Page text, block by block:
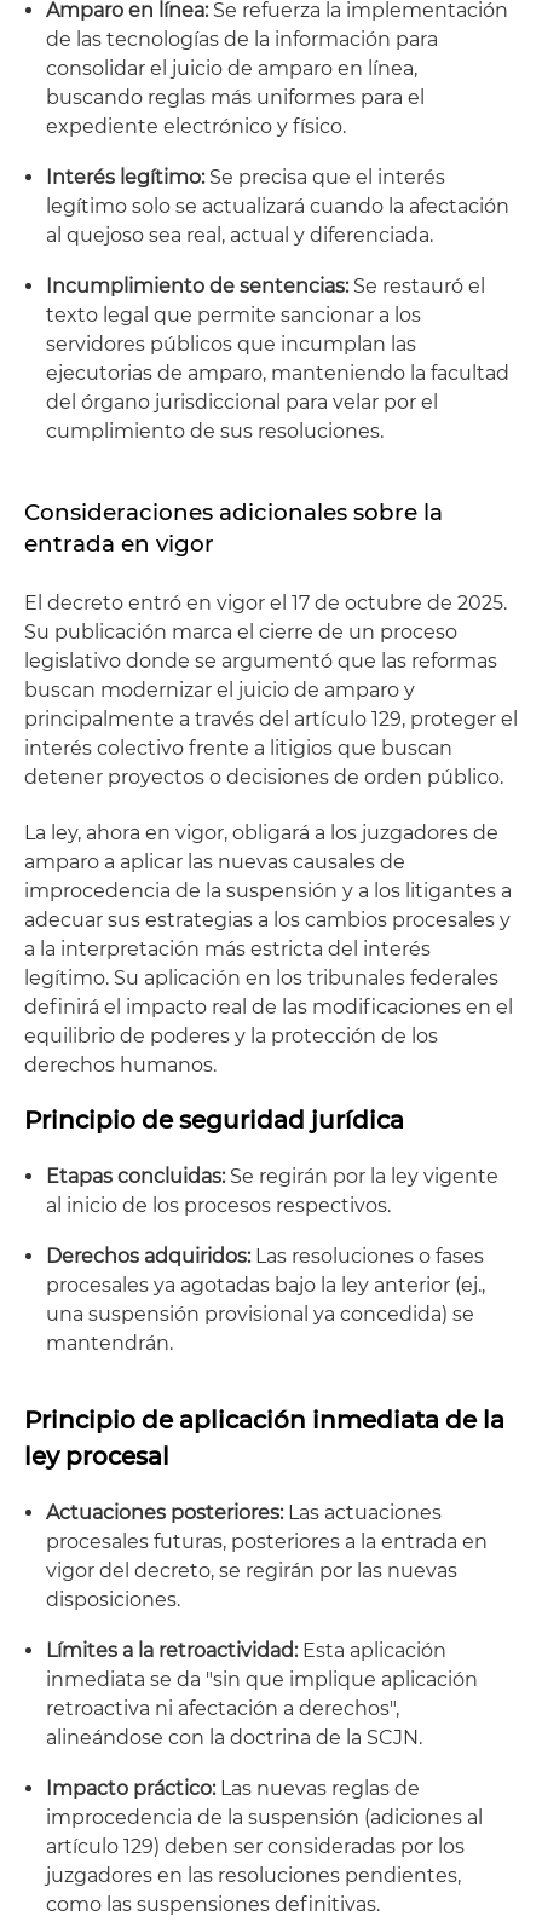
Amparo en línea:Se refuerza la implementación
de las tecnologías de la información para
consolidar el juicio de amparo en línea,
buscando reglas más uniformes para el
expediente electrónico y físico.
Interés legítimo:Se precisa que el interés
legítimo solo se actualizará cuando la afectación
al quejoso sea real, actual y diferenciada.
Incumplimiento de sentencias:Se restauró el
texto legal que permite sancionar a los
servidores públicos que incumplan las
ejecutorias de amparo, manteniendo la facultad
del órgano jurisdiccional para velar por el
cumplimiento de sus resoluciones.
Consideraciones adicionales sobre la
entrada en vigor
El decreto entró en vigor el 17 de octubre de 2025.
Su publicación marca el cierre de un proceso
legislativo donde se argumentó que las reformas
buscan modernizar el juicio de amparo y
principalmente a través del artículo 129, proteger el
interés colectivo frente a litigios que buscan
detener proyectos o decisiones de orden público.
La ley, ahora en vigor, obligará a los juzgadores de
amparo a aplicar las nuevas causales de
improcedencia de la suspensión y a los litigantes a
adecuar sus estrategias a los cambios procesales y
a la interpretación más estricta del interés
legítimo. Su aplicación en los tribunales federales
definirá el impacto real de las modificaciones en el
equilibrio de poderes y la protección de los
derechos humanos.
Principio de seguridad jurídica
Etapas concluidas:Se regirán por la ley vigente
al inicio de los procesos respectivos.
Derechos adquiridos:Las resoluciones o fases
procesales ya agotadas bajo la ley anterior (ej.,
una suspensión provisional ya concedida) se
mantendrán.
Principio de aplicación inmediata de la
ley procesal
Actuaciones posteriores:Las actuaciones
procesales futuras, posteriores a la entrada en
vigor del decreto, se regirán por las nuevas
disposiciones.
Límites a la retroactividad:Esta aplicación
inmediata se da "sin que implique aplicación
retroactiva ni afectación a derechos",
alineándose con la doctrina de la SCJN.
Impacto práctico:Las nuevas reglas de
improcedencia de la suspensión (adiciones al
artículo 129) deben ser consideradas por los
juzgadores en las resoluciones pendientes,
como las suspensiones definitivas.